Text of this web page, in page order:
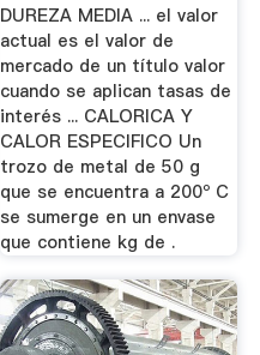
DUREZA MEDIA ... el valor
actual es el valor de
mercado de un título valor
cuando se aplican tasas de
interés ... CALORICA Y
CALOR ESPECIFICO Un
trozo de metal de 50 g
que se encuentra a 200º C
se sumerge en un envase
que contiene kg de .